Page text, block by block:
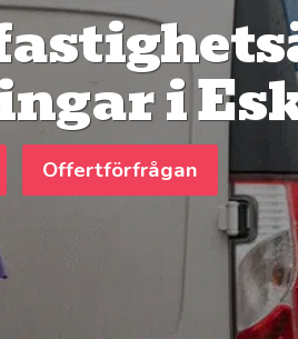
i
Offertförfrågan